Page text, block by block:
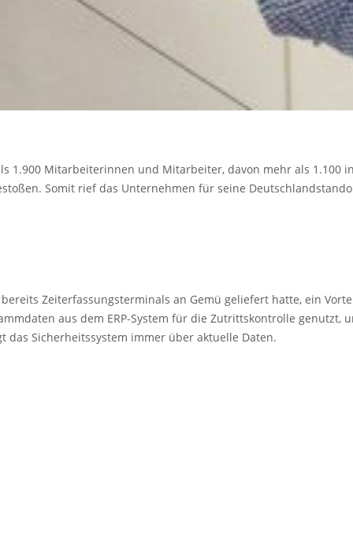
Mitarbeiterinnen und Mitarbeiter, davon mehr als
Somit rief das Unternehmen für seine
Zeiterfassungsterminals an Gemü geliefert hatte, ein
aus dem ERP-System für die Zutrittskontrolle
Sicherheitssystem immer über aktuelle Daten.